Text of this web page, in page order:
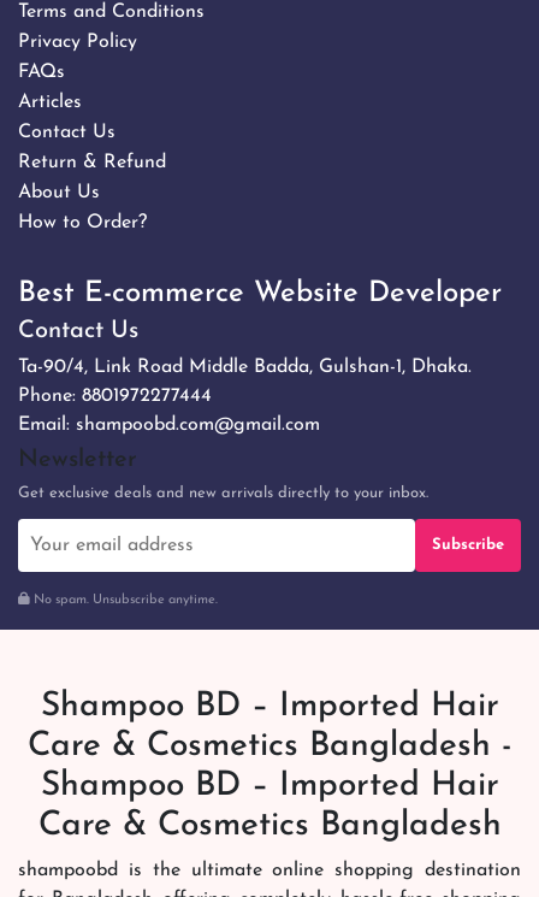
Terms and Conditions
Privacy Policy
FAQs
Articles
Contact Us
Return & Refund
About Us
How to Order?
Best E-commerce Website Developer
Contact Us
Ta-90/4, Link Road Middle Badda, Gulshan-1, Dhaka.
Phone: 8801972277444
Email: shampoobd.com@gmail.com
Newsletter
Get exclusive deals and new arrivals directly to your inbox.
Subscribe
No spam. Unsubscribe anytime.
Shampoo BD – Imported Hair
Care & Cosmetics Bangladesh -
Shampoo BD – Imported Hair
Care & Cosmetics Bangladesh
shampoobd is the ultimate online shopping destination